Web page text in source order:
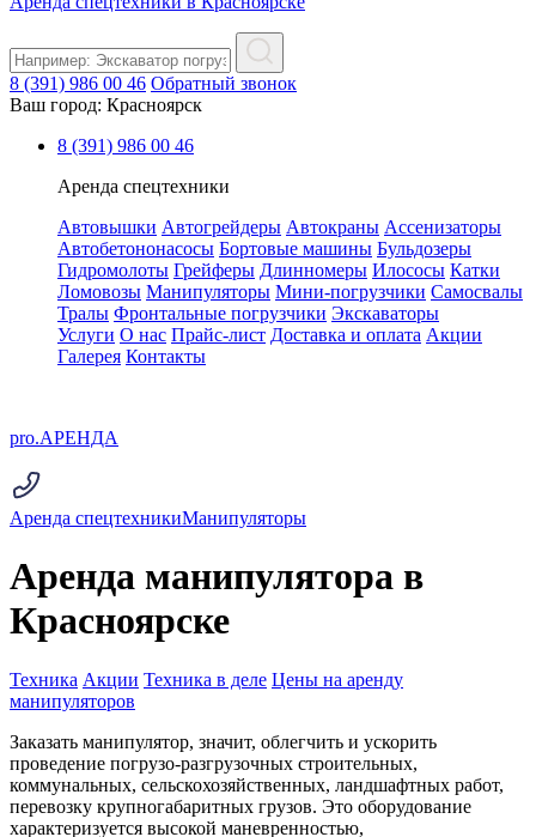
8 (391) 986 00 46 Обратный звонок
Ваш город: Красноярск
8 (391) 986 00 46
Аренда спецтехники
Автовышки Автогрейдеры Автокраны Ассенизаторы
Автобетононасосы Бортовые машины Бульдозеры
Гидромолоты Грейферы Длинномеры Илососы Катки
Ломовозы Манипуляторы Мини-погрузчики Самосвалы
Тралы Фронтальные погрузчики Экскаваторы
Услуги О нас Прайс-лист Доставка и оплата Акции
Галерея Контакты
pro.АРЕНДА
Аренда спецтехникиМанипуляторы
Аренда манипулятора в
Красноярске
Техника Акции Техника в деле Цены на аренду
манипуляторов
Заказать манипулятор, значит, облегчить и ускорить
проведение погрузо-разгрузочных строительных,
коммунальных, сельскохозяйственных, ландшафтных работ,
перевозку крупногабаритных грузов. Это оборудование
характеризуется высокой маневренностью,